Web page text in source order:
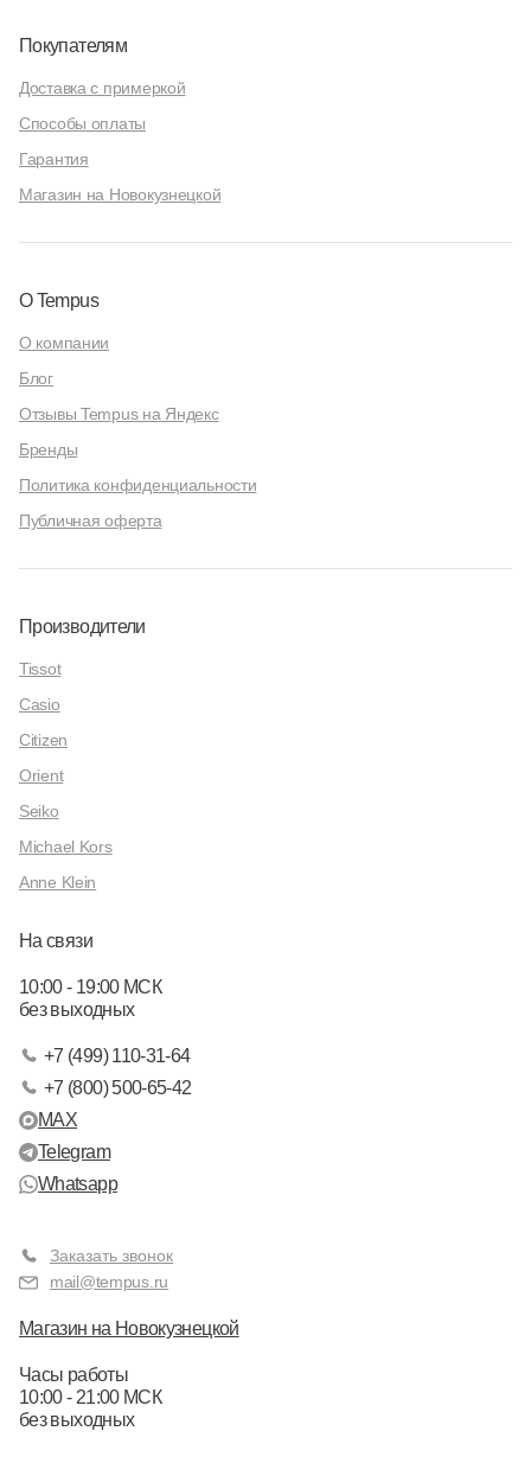
Покупателям
Доставка с примеркой
Способы оплаты
Гарантия
Магазин на Новокузнецкой
О Tempus
О компании
Блог
Отзывы Tempus на Яндекс
Бренды
Политика конфиденциальности
Публичная оферта
Производители
Tissot
Casio
Citizen
Orient
Seiko
Michael Kors
Anne Klein
На связи
10:00 - 19:00 МСК
без выходных
+7 (499) 110-31-64
+7 (800) 500-65-42
MAX
Telegram
Whatsapp
Заказать звонок
mail@tempus.ru
Магазин на Новокузнецкой
Часы работы
10:00 - 21:00 МСК
без выходных